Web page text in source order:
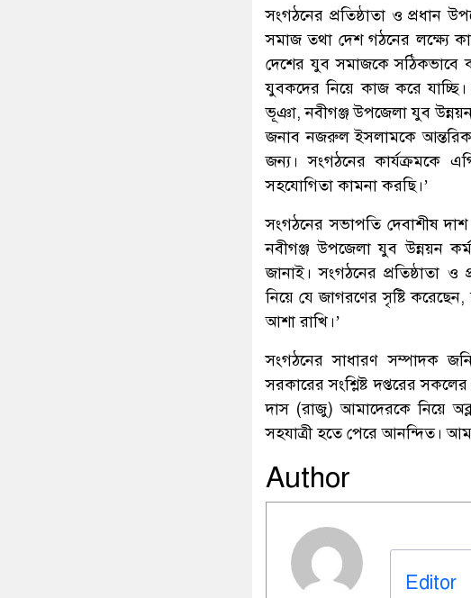
সংগঠনের প্রতিষ্ঠাতা ও প্রধান
সমাজ তথা দেশ গঠনের লক্ষ্যে
দেশের যুব সমাজকে সঠিকভাবে
যুবকদের নিয়ে কাজ করে
ভূঞা, নবীগঞ্জ উপজেলা যুব
জনাব নজরুল ইসলামকে আন্তরিক
জন্য। সংগঠনের কার্যক্রমকে
সহযোগিতা কামনা করছি।’
সংগঠনের সভাপতি দেবাশীষ
নবীগঞ্জ উপজেলা যুব উন্নয়ন
জানাই। সংগঠনের প্রতিষ্ঠাতা ও
নিয়ে যে জাগরণের সৃষ্টি
আশা রাখি।’
সংগঠনের সাধারণ সম্পাদক
সরকারের সংশ্লিষ্ট দপ্তরের
দাস (রাজু) আমাদেরকে নিয়ে
সহযাত্রী হতে পেরে আনন্দিত।
Author
Editor